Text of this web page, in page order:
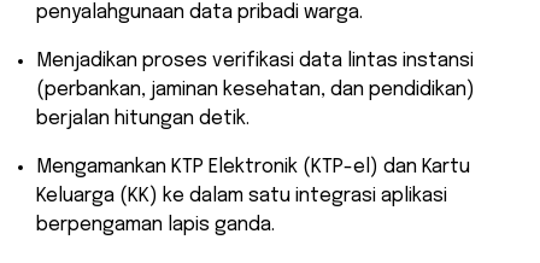
penyalahgunaan data pribadi warga.
​Menjadikan proses verifikasi data lintas instansi
(perbankan, jaminan kesehatan, dan pendidikan)
berjalan hitungan detik.
​Mengamankan KTP Elektronik (KTP-el) dan Kartu
Keluarga (KK) ke dalam satu integrasi aplikasi
berpengaman lapis ganda.